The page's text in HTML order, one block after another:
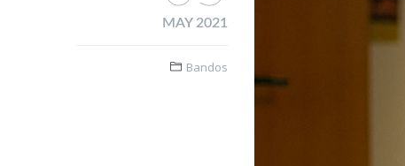
MAY 2021
Bandos